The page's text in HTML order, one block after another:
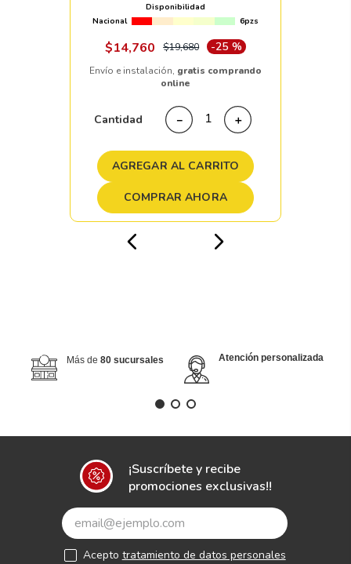
Disponibilidad
Nacional
6pzs
$14,760 $19,680 -25 %
Envío e instalación, gratis comprando
online
Cantidad ＋
－
AGREGAR AL CARRITO
COMPRAR AHORA
Más de 80 sucursales Atención personalizada
¡Suscríbete y recibe
promociones exclusivas!!
Acepto tratamiento de datos personales